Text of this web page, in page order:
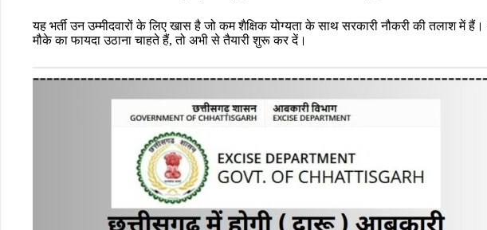
यह भर्ती उन उम्मीदवारों के लिए खास है जो कम शैक्षिक योग्यता के साथ सरकारी नौकरी की तलाश में
मौके का फायदा उठाना चाहते हैं, तो अभी से तैयारी शुरू कर दें।